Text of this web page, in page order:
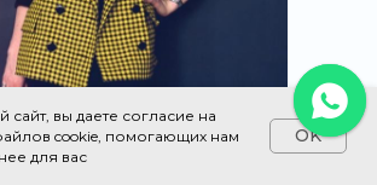
сайт, вы даете согласие на
cookie, помогающих нам
для вас
OK
Оксана